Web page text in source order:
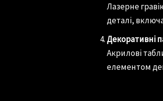
Лазерне
деталі,
Декоративні
Акрилові
елементом